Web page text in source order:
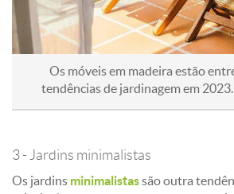
Os móveis em madeira estão
tendências de jardinagem em
3 - Jardins minimalistas
Os jardins minimalistassão outra